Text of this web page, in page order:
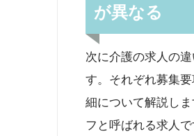
が異なる
次に介護の求人の
す。それぞれ募集
細について解説し
フと呼ばれる求人